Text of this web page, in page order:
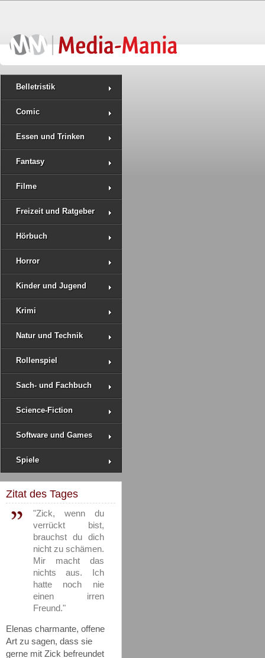
Belletristik
Comic
Essen und Trinken
Fantasy
Filme
Freizeit und Ratgeber
Hörbuch
Horror
Kinder und Jugend
Krimi
Natur und Technik
Rollenspiel
Sach- und Fachbuch
Science-Fiction
Software und Games
Spiele
Zitat des Tages
"Zick, wenn du
verrückt bist,
brauchst du dich
nicht zu schämen.
Mir macht das
nichts aus. Ich
hatte noch nie
einen irren
Freund."
Elenas charmante, offene
Art zu sagen, dass sie
gerne mit Zick befreundet